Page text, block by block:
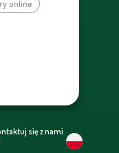
online
się z nami